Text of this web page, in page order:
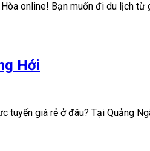
online! Bạn muốn đi du lịch từ
Hới
tuyến giá rẻ ở đâu? Tại Quảng